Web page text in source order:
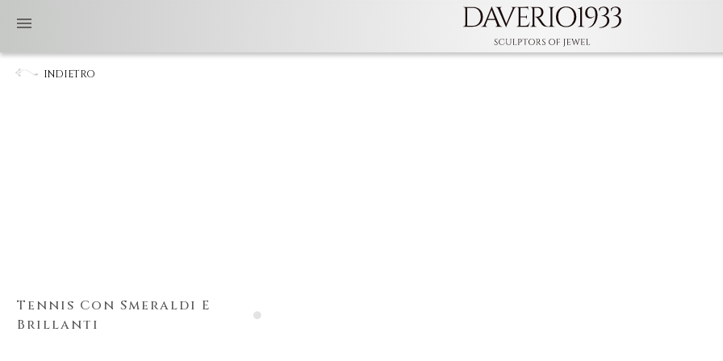
INDIETRO
Tennis Con Smeraldi E
Brillanti